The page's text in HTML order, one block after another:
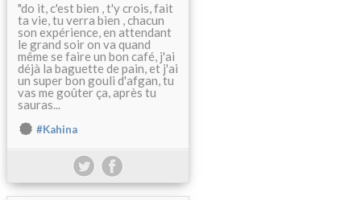
"do it, c'est bien , t'y crois, fait
ta vie, tu verra bien , chacun
son expérience, en attendant
le grand soir on va quand
même se faire un bon café, j'ai
déjà la baguette de pain, et j'ai
un super bon gouli d'afgan, tu
vas me goûter ça, après tu
sauras...
#Kahina